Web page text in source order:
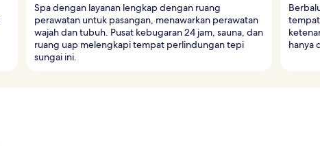
Spa dengan layanan lengkap dengan ruang
perawatan untuk pasangan, menawarkan perawatan
wajah dan tubuh. Pusat kebugaran 24 jam, sauna, dan
ruang uap melengkapi tempat perlindungan tepi
sungai ini.
hanya